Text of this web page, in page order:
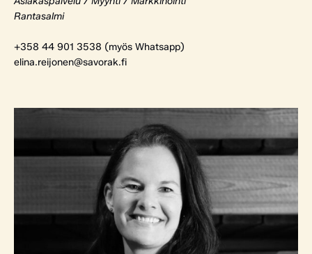
Rantasalmi
+358 44 901 3538 (myös Whatsapp)
elina.reijonen@savorak.fi